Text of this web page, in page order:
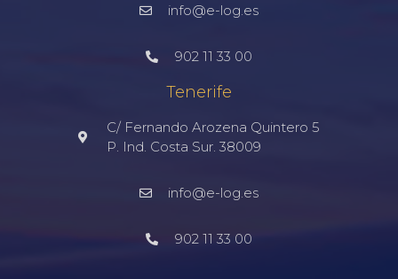
info@e-log.es
902 11 33 00
Tenerife
C/ Fernando Arozena Quintero 5
P. Ind. Costa Sur. 38009
info@e-log.es
902 11 33 00